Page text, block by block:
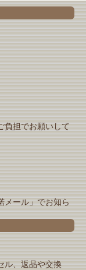
負担でお願いして
メール」でお知ら
ル、返品や交換